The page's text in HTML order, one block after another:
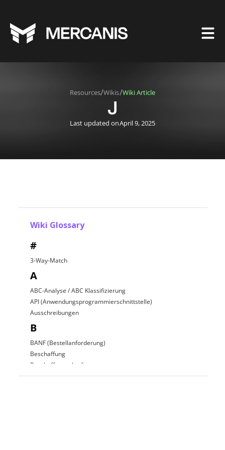
Resources/Wikis/Wiki Article
J
Last updated onApril 9, 2025
Wiki Glossary
#
3-Way-Match
A
ABC-Analyse / ABC Klassifizierung
API (Anwendungsprogrammierschnittstelle)
Ausschreibungen
B
BANF (Bestellanforderung)
Beschaffung
Beschaffungsplattform
Beschaffungsprozess